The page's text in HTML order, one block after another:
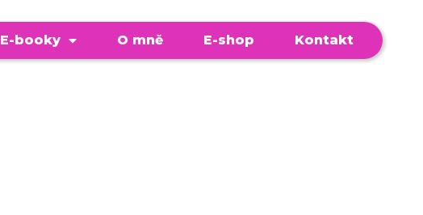
E-booky O mně E-shop Kontakt